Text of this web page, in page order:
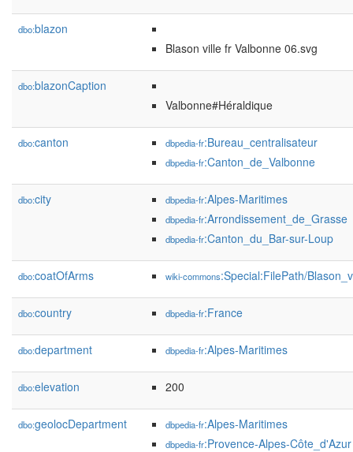
dbo:blazon
Blason ville fr Valbonne 06.svg
dbo:blazonCaption
Valbonne#Héraldique
dbo:canton dbpedia-fr:Bureau_centralisateur
dbpedia-fr:Canton_de_Valbonne
dbo:city dbpedia-fr:Alpes-Maritimes
dbpedia-fr:Arrondissement_de_Grasse
dbpedia-fr:Canton_du_Bar-sur-Loup
dbo:coatOfArms wiki-commons:Special:FilePath/
dbo:country dbpedia-fr:France
dbo:department dbpedia-fr:Alpes-Maritimes
dbo:elevation 200
dbo:geolocDepartment dbpedia-fr:Alpes-Maritimes
dbpedia-fr:Provence-Alpes-Côte_d'Azur